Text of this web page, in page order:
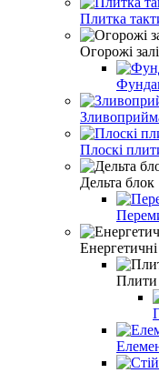
Плитка
Огорожі
Плоскі
Дельта блок
Плити